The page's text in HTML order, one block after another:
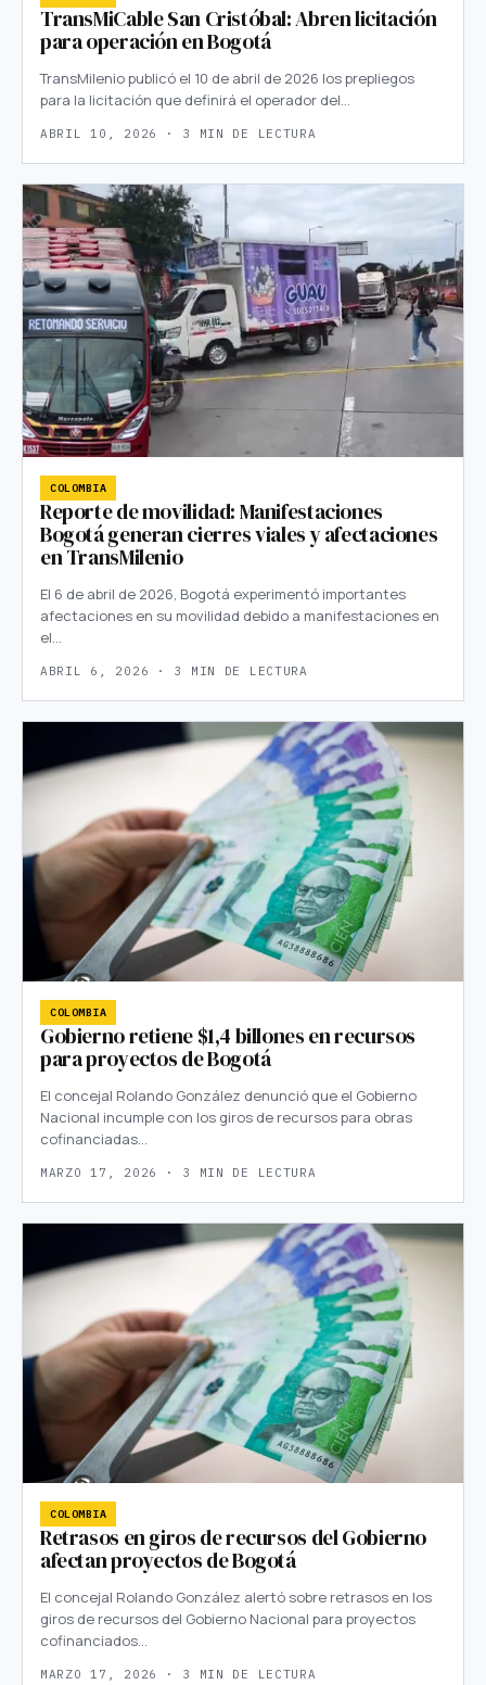
TransMiCable San Cristóbal: Abren licitación
para operación en Bogotá
TransMilenio publicó el 10 de abril de 2026 los prepliegos
para la licitación que definirá el operador del…
ABRIL 10, 2026 · 3 MIN DE LECTURA
COLOMBIA
Reporte de movilidad: Manifestaciones
Bogotá generan cierres viales y afectaciones
en TransMilenio
El 6 de abril de 2026, Bogotá experimentó importantes
afectaciones en su movilidad debido a manifestaciones en
el…
ABRIL 6, 2026 · 3 MIN DE LECTURA
COLOMBIA
Gobierno retiene $1,4 billones en recursos
para proyectos de Bogotá
El concejal Rolando González denunció que el Gobierno
Nacional incumple con los giros de recursos para obras
cofinanciadas…
MARZO 17, 2026 · 3 MIN DE LECTURA
COLOMBIA
Retrasos en giros de recursos del Gobierno
afectan proyectos de Bogotá
El concejal Rolando González alertó sobre retrasos en los
giros de recursos del Gobierno Nacional para proyectos
cofinanciados…
MARZO 17, 2026 · 3 MIN DE LECTURA